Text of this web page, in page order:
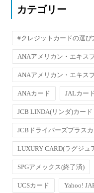
カテゴリー
#クレジットカードの選び
ANAアメリカン・エキス
ANAアメリカン・エキス
ANAカード JALカー
JCB LINDA(リンダ)カード
JCBドライバーズプラス
LUXURY CARD(ラグジュ
SPGアメックス(終了済)
UCSカード Yahoo!